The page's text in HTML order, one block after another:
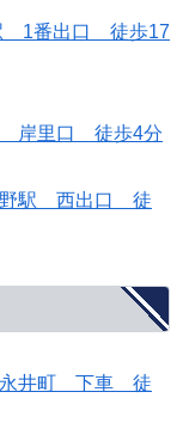
1番出口 徒歩17
岸里口 徒歩4分
野駅 西出口 徒
永井町 下車 徒